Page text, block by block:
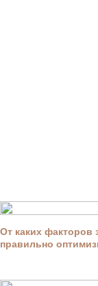
От каких факторов
правильно